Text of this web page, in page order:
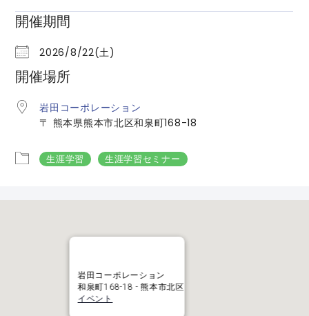
開催期間
2026/8/22(土)
開催場所
岩田コーポレーション
〒 熊本県熊本市北区和泉町168-18
生涯学習 生涯学習セミナー
岩田コーポレーション
和泉町168-18 - 熊本市北区
イベント